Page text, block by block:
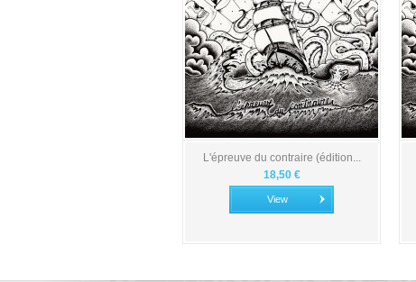
L'épreuve du contraire (édition...
18,50 €
View